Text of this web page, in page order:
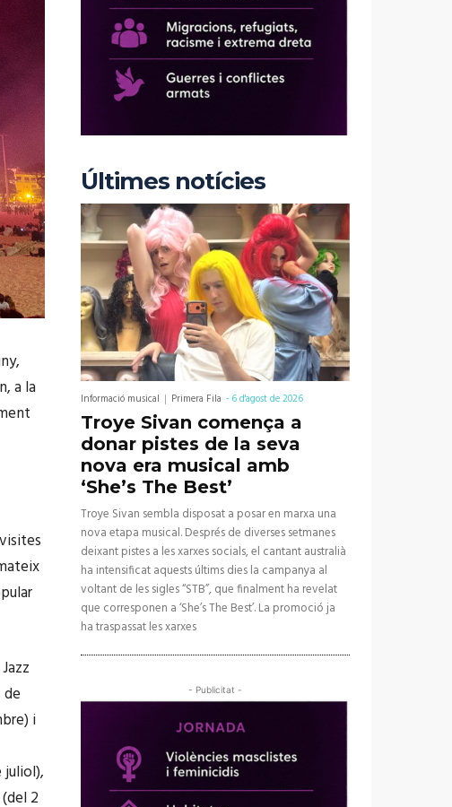
a la
de
i
juliol),
2
Últimes notícies
Informació musical Primera Fila -6 d'agost de 2026
Troye Sivan comença a
donar pistes de la seva
nova era musical amb
‘She’s The Best’
Troye Sivan sembla disposat a posar en marxa una
nova etapa musical. Després de diverses setmanes
deixant pistes a les xarxes socials, el cantant australià
ha intensificat aquests últims dies la campanya al
voltant de les sigles “STB”, que finalment ha revelat
que corresponen a ‘She’s The Best’. La promoció ja
ha traspassat les xarxes
- Publicitat -